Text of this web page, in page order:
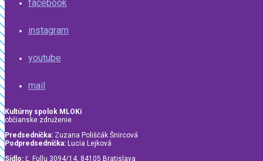
facebook
instagram
youtube
mail
Kultúrny spolok MLOKi
občianske združenie
Predsedníčka: Zuzana Poliščák Šnircová
Podpredsedníčka: Lucia Lejková
Sídlo: Ľ. Fullu 3094/14, 84105 Bratislava